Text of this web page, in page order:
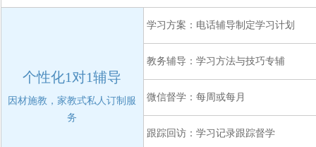
个性化1对1辅导
因材施教，家教式私人订制服
务
学习方案：电话辅导制定学习计划
教务辅导：学习方法与技巧专辅
微信督学：每周或每月
跟踪回访：学习记录跟踪督学